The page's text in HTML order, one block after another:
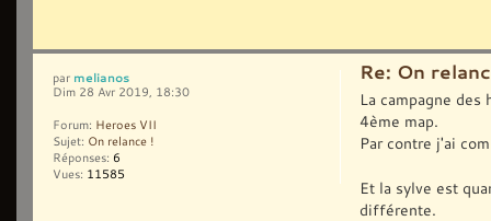
Re: On
La campagne
4ème map.
Par contre j'ai
Et la sylve est
différente.
par melianos
Dim 28 Avr 2019, 18:30
Forum: Heroes VII
Sujet: On relance !
Réponses: 6
Vues: 11585